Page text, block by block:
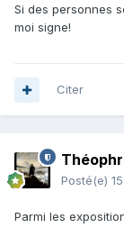
Si des personnes
moi signe!
Citer
Posté(e)
Parmi les